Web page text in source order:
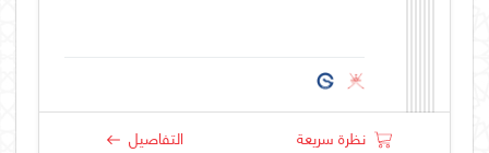
نظرة سريعة التفاصيل